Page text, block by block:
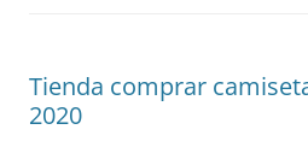
Tienda comprar
2020